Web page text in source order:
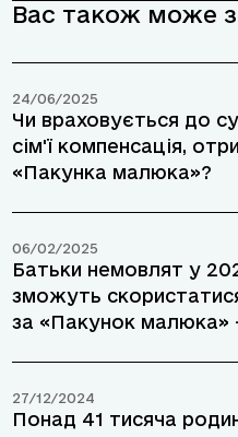
Вас також може
24/06/2025
Чи враховується до
сім'ї компенсація,
«Пакунка малюка»?
06/02/2025
Батьки немовлят у 2025-му році
зможуть
за «Пакунок малюка»
27/12/2024
Понад 41 тисяча